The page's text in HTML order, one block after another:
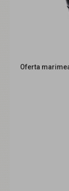
Marimea 36
Descriere:
Oferta